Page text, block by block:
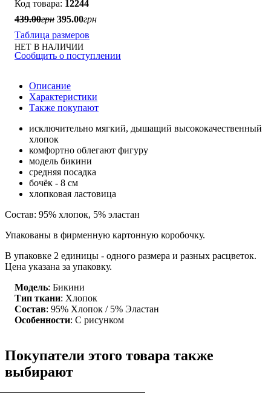
12244
439.00грн 395.00грн
Таблица размеров
НЕТ В НАЛИЧИИ
Сообщить о поступлении
Описание
Характеристики
Также покупают
исключительно мягкий, дышащий высококачественный
хлопок
комфортно облегают фигуру
модель бикини
средняя посадка
бочёк - 8 см
хлопковая ластовица
Состав: 95% хлопок, 5% эластан
Упакованы в фирменную картонную коробочку.
В упаковке 2 единицы - одного размера и разных расцветок.
Цена указана за упаковку.
Модель: Бикини
Тип ткани: Хлопок
Состав: 95% Хлопок / 5% Эластан
Особенности: С рисунком
Покупатели этого товара также
выбирают